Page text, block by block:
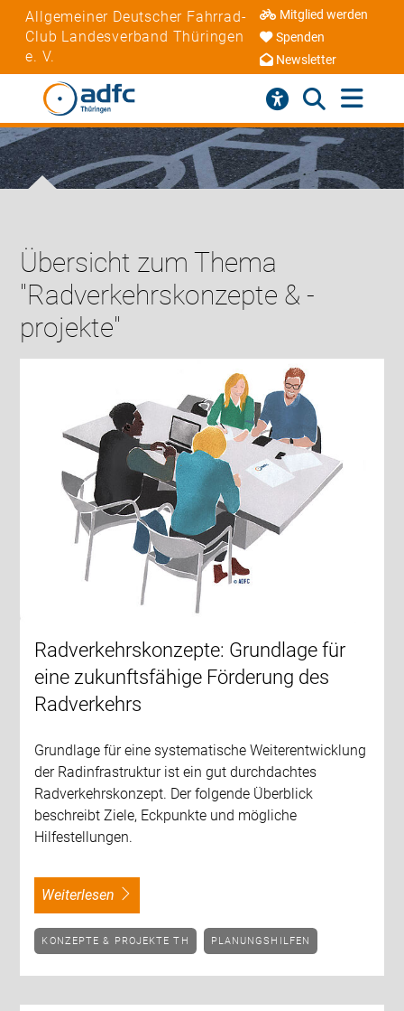
Allgemeiner Deutscher Fahrrad-
Club Landesverband Thüringen
e. V.
Mitglied werden
Spenden
Newsletter
Übersicht zum Thema
"Radverkehrskonzepte & -
projekte"
Radverkehrskonzepte: Grundlage für
eine zukunftsfähige Förderung des
Radverkehrs
Grundlage für eine systematische Weiterentwicklung
der Radinfrastruktur ist ein gut durchdachtes
Radverkehrskonzept. Der folgende Überblick
beschreibt Ziele, Eckpunkte und mögliche
Hilfestellungen.
weiterlesen
KONZEPTE & PROJEKTE TH PLANUNGSHILFEN